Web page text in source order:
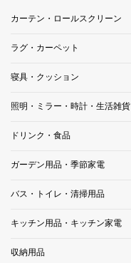
カーテン・ロールスクリーン
ラグ・カーペット
寝具・クッション
照明・ミラー・時計・生活雑貨
ドリンク・食品
ガーデン用品・季節家電
バス・トイレ・清掃用品
キッチン用品・キッチン家電
収納用品